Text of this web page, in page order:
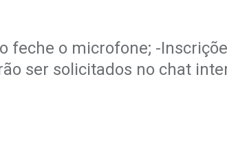
feche o microfone; -
ser solicitados no chat